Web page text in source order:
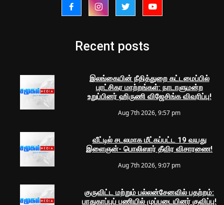
Recent posts
இலங்கையின் நீதித்துறை கட்டமைப்பில்
புரட்சிகர மாற்றங்கள்: நாடாளுமன்ற
உறுப்பினர் ஹிருணி விஜேசிங்க விவரிப்பு!
Aug 7th 2026, 9:57 pm
வீட்டில் சடலமாக மீட்கப்பட்ட 19 வயது
இளைஞன்- பொலிஸார் தீவிர விசாரணை!
Aug 7th 2026, 9:07 pm
குருவிட்ட மற்றும் பல்லன்சேனவில் பதற்றம்:
பாதுகாப்புப் பணியில் முப்படையினர் குவிப்பு!